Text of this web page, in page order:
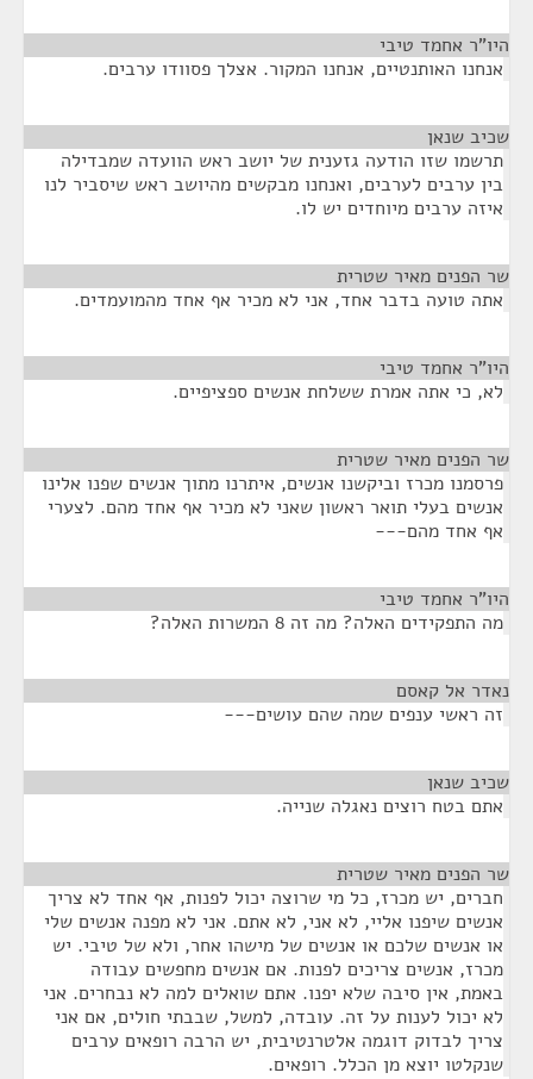
היו"ר אחמד טיבי
אנחנו האותנטיים, אנחנו המקור. אצלך פסוודו ערבים.
שכיב שנאן
תרשמו שזו הודעה גזענית של יושב ראש הוועדה שמבדילה
בין ערבים לערבים, ואנחנו מבקשים מהיושב ראש שיסביר לנו
איזה ערבים מיוחדים יש לו.
שר הפנים מאיר שטרית
אתה טועה בדבר אחד, אני לא מכיר אף אחד מהמועמדים.
היו"ר אחמד טיבי
לא, כי אתה אמרת ששלחת אנשים ספציפיים.
שר הפנים מאיר שטרית
פרסמנו מכרז וביקשנו אנשים, איתרנו מתוך אנשים שפנו אלינו
אנשים בעלי תואר ראשון שאני לא מכיר אף אחד מהם. לצערי
אף אחד מהם---
היו"ר אחמד טיבי
מה התפקידים האלה? מה זה 8 המשרות האלה?
נאדר אל קאסם
זה ראשי ענפים שמה שהם עושים---
שכיב שנאן
אתם בטח רוצים נאגלה שנייה.
שר הפנים מאיר שטרית
חברים, יש מכרז, כל מי שרוצה יכול לפנות, אף אחד לא צריך
אנשים שיפנו אליי, לא אני, לא אתם. אני לא מפנה אנשים שלי
או אנשים שלכם או אנשים של מישהו אחר, ולא של טיבי. יש
מכרז, אנשים צריכים לפנות. אם אנשים מחפשים עבודה
באמת, אין סיבה שלא יפנו. אתם שואלים למה לא נבחרים. אני
לא יכול לענות על זה. עובדה, למשל, שבבתי חולים, אם אני
צריך לבדוק דוגמה אלטרנטיבית, יש הרבה רופאים ערבים
שנקלטו יוצא מן הכלל. רופאים.